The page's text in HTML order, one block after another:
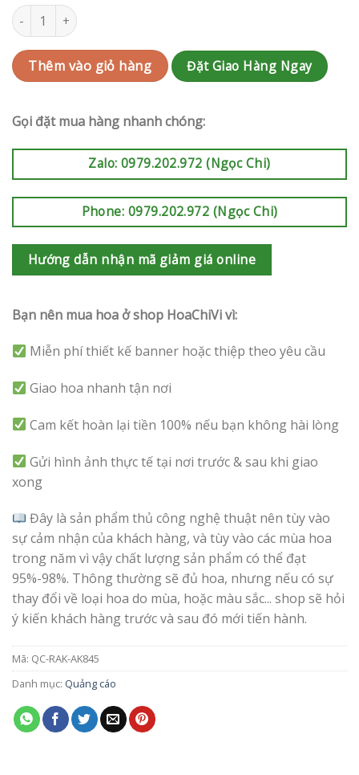
Hoa tang Phú Nhuận | QC-RAK-AK845 số lượng
Thêm vào giỏ hàng Đặt Giao Hàng Ngay
Gọi đặt mua hàng nhanh chóng:
Zalo: 0979.202.972 (Ngọc Chi)
Phone: 0979.202.972 (Ngọc Chi)
Hướng dẫn nhận mã giảm giá online
Bạn nên mua hoa ở shop HoaChiVi vì:
Miễn phí thiết kế banner hoặc thiệp theo yêu cầu
Giao hoa nhanh tận nơi
Cam kết hoàn lại tiền 100% nếu bạn không hài lòng
Gửi hình ảnh thực tế tại nơi trước & sau khi giao
xong
Đây là sản phẩm thủ công nghệ thuật nên tùy vào
sự cảm nhận của khách hàng, và tùy vào các mùa hoa
trong năm vì vậy chất lượng sản phẩm có thể đạt
95%-98%. Thông thường sẽ đủ hoa, nhưng nếu có sự
thay đổi về loại hoa do mùa, hoặc màu sắc... shop sẽ hỏi
ý kiến khách hàng trước và sau đó mới tiến hành.
Mã: QC-RAK-AK845
Danh mục: Quảng cáo